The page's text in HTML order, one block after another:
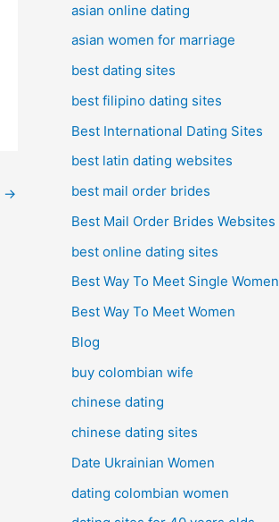
→
asian online dating
asian women for marriage
best dating sites
best filipino dating sites
Best International Dating Sites
best latin dating websites
best mail order brides
Best Mail Order Brides Websites
best online dating sites
Best Way To Meet Single Women
Best Way To Meet Women
Blog
buy colombian wife
chinese dating
chinese dating sites
Date Ukrainian Women
dating colombian women